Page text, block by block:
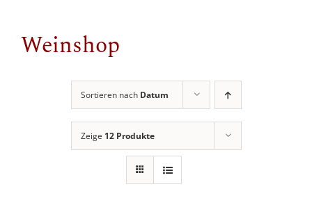
Weinshop
Sortieren nach Datum
Zeige 12 Produkte